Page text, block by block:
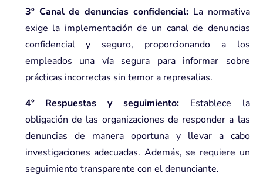
3º Canal de denuncias confidencial:La normativa
exige la implementación de un canal de denuncias
confidencial y seguro, proporcionando a los
empleados una vía segura para informar sobre
prácticas incorrectas sin temor a represalias.
4º Respuestas y seguimiento: Establece la
obligación de las organizaciones de responder a las
denuncias de manera oportuna y llevar a cabo
investigaciones adecuadas. Además, se requiere un
seguimiento transparente con el denunciante.